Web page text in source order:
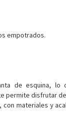
empotrados.
de esquina, lo
permite disfrutar
materiales y